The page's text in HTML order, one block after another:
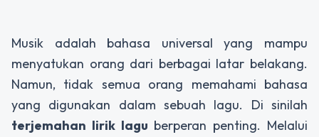
Musik adalah bahasa universal yang mampu
menyatukan orang dari berbagai latar belakang.
Namun, tidak semua orang memahami bahasa
yang digunakan dalam sebuah lagu. Di sinilah
terjemahan lirik lagu berperan penting. Melalui